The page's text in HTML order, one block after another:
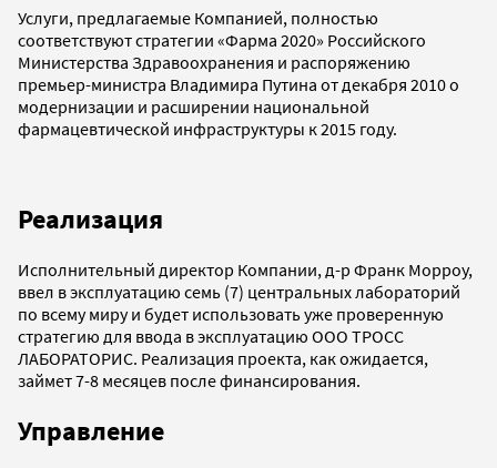
Услуги, предлагаемые Компанией, полностью
соответствуют стратегии «Фарма 2020» Российского
Министерства Здравоохранения и распоряжению
премьер-министра Владимира Путина от декабря 2010 о
модернизации и расширении национальной
фармацевтической инфраструктуры к 2015 году.
Реализация
Исполнительный директор Компании, д-р Франк Морроу,
ввел в эксплуатацию семь (7) центральных лабораторий
по всему миру и будет использовать уже проверенную
стратегию для ввода в эксплуатацию ООО ТРОСС
ЛАБОРАТОРИС. Реализация проекта, как ожидается,
займет 7-8 месяцев после финансирования.
Управление